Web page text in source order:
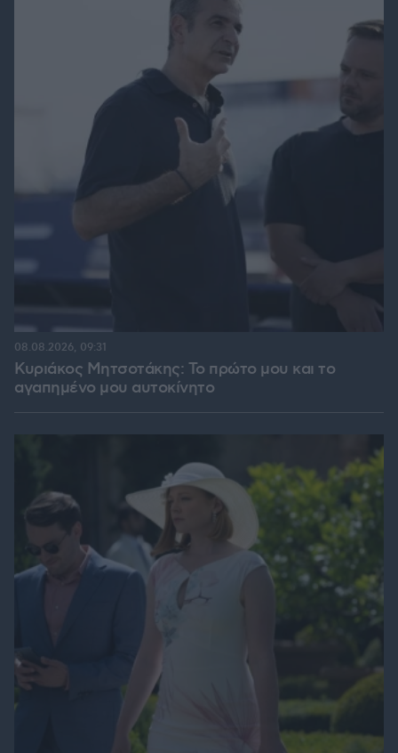
Κυριάκος Μητσοτάκης: Το πρώτο μου και το
αγαπημένο μου αυτοκίνητο
08.08.2026, 09:31